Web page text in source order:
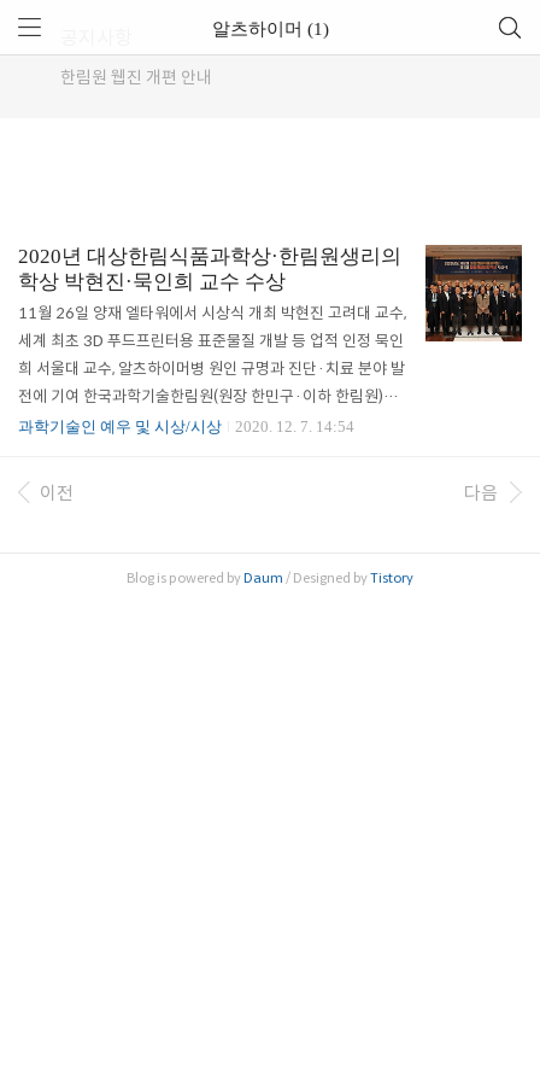
한림원 웹진 개편 안내
알츠하이머 (1)
2020년 대상한림식품과학상·한림원생리의
학상 박현진·묵인희 교수 수상
11월 26일 양재 엘타워에서 시상식 개최 박현진 고려대 교수,
세계 최초 3D 푸드프린터용 표준물질 개발 등 업적 인정 묵인
희 서울대 교수, 알츠하이머병 원인 규명과 진단·치료 분야 발
전에 기여 한국과학기술한림원(원장 한민구·이하 한림원)은
‘제6회 대상한림식품과학상’ 수상자로 박현진 고려대학교 교
교수를 선정했다고 밝혔다. 수상자에게는 각각 상패와 상금이
수여됐다. 시상식은 11월 26일 엘타워에서 진행됐으며, 코로
야 발전에 기여하기 위해 대상주식회사(대표이사 임정배)와
과학기술인 예우 및 시상/시상 2020. 12. 7. 14:54
이전 다음
Blog is powered byDaum / Designed byTistory